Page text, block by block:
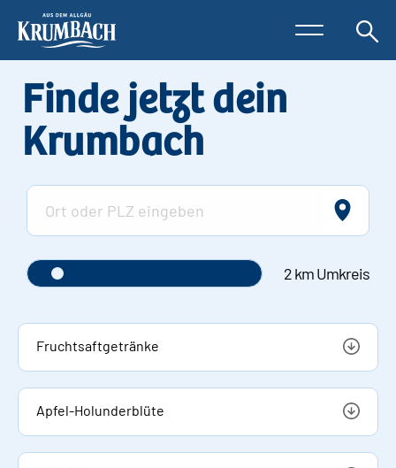
Finde jetzt dein
Krumbach
2 km Umkreis
Fruchtsaftgetränke
Apfel-Holunderblüte